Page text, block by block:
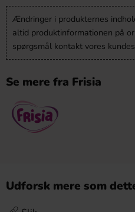
Ændringer i produkternes
altid produktinformationen på
spørgsmål kontakt vores
Se mere fra Frisia
Udforsk mere som